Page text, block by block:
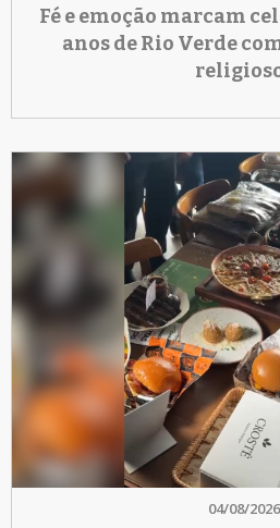
Fé e emoção marcam
anos de Rio Verde
04/08/2026